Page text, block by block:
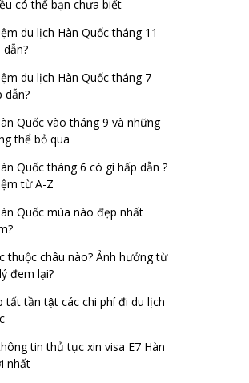
có thể bạn chưa biết
du lịch Hàn Quốc tháng 11
du lịch Hàn Quốc tháng 7
dẫn?
Quốc vào tháng 9 và những
thể bỏ qua
Quốc tháng 6 có gì hấp dẫn ?
từ A-Z
Quốc mùa nào đẹp nhất
thuộc châu nào? Ảnh hưởng từ
đem lại?
tất tần tật các chi phí đi du lịch
tin thủ tục xin visa E7 Hàn
nhất